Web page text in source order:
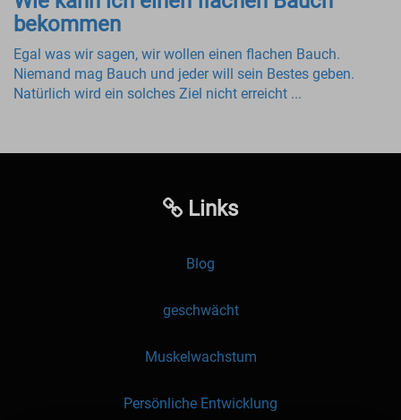
bekommen
Egal was wir sagen, wir wollen einen flachen Bauch.
Niemand mag Bauch und jeder will sein Bestes geben.
Natürlich wird ein solches Ziel nicht erreicht ...
Links
Blog
geschwächt
Muskelwachstum
Persönliche Entwicklung